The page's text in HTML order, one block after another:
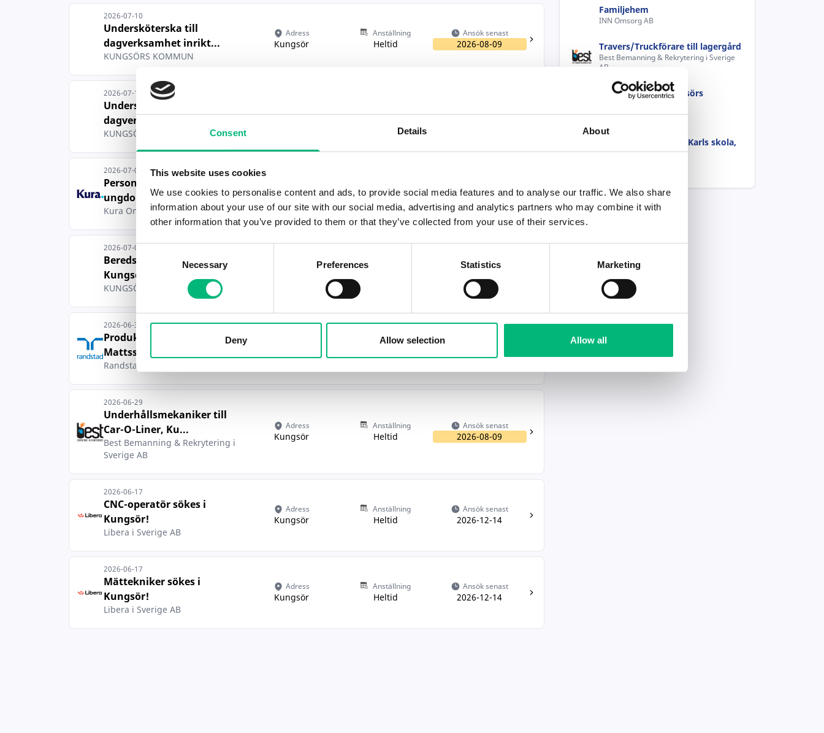
Consent Details About
This website uses cookies
We use cookies to personalise content and ads, to provide social media features and to analyse our traffic. We also share
information about your use of our site with our social media, advertising and analytics partners who may combine it with
other information that you’ve provided to them or that they’ve collected from your use of their services.
Consent
Selection
Necessary Preferences Statistics Marketing
Deny Allow selection Allow all
2026-07-10
Undersköterska till
dagverksamhet inrikt...
KUNGSÖRS KOMMUN
Adress
Kungsör
Anställning
Heltid
Ansök senast
2026-08-09
2026-07-10
Undersköterska till
dagverksamhet inrikt...
KUNGSÖRS KOMMUN
2026-07-03
Personlig assistent sökes till
ungdom i ...
Kura Omsorg i Sverige AB
Adress
Kungsör
Anställning Ansök senast
2026-12-30
2026-07-01
Beredskapssamordnare till
Kungsörs kommu...
KUNGSÖRS KOMMUN
Ansök senast
2026-06-30
Produktionsutvecklare till
Mattsson Meta...
Randstad AB
Anställning
2026-08-31
2026-06-29
Underhållsmekaniker till
Car-O-Liner, Ku...
Best Bemanning & Rekrytering i
Sverige AB
Adress
Kungsör
Anställning
Heltid
Ansök senast
2026-08-09
2026-06-17
CNC-operatör sökes i
Kungsör!
Libera i Sverige AB
Adress
Kungsör
Anställning
Heltid
Ansök senast
2026-12-14
2026-06-17
Mättekniker sökes i
Kungsör!
Libera i Sverige AB
Adress
Kungsör
Anställning
Heltid
Ansök senast
2026-12-14
Familjehem
INN Omsorg AB
Travers/Truckförare till lagergård
Best Bemanning & Rekrytering i Sverige
AB
Timvikarier till Kungsörs
KUNGSÖRS KOMMUN
Timvikarier till Kung Karls skola,
åk 4-9